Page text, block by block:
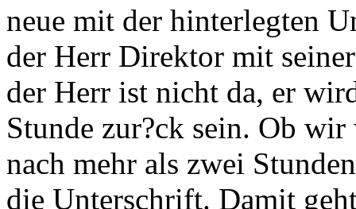
neue mit der hinterlegten
der Herr Direktor mit
der Herr ist nicht da, er
Stunde zur?ck sein. Ob
nach mehr als zwei
die Unterschrift. Damit